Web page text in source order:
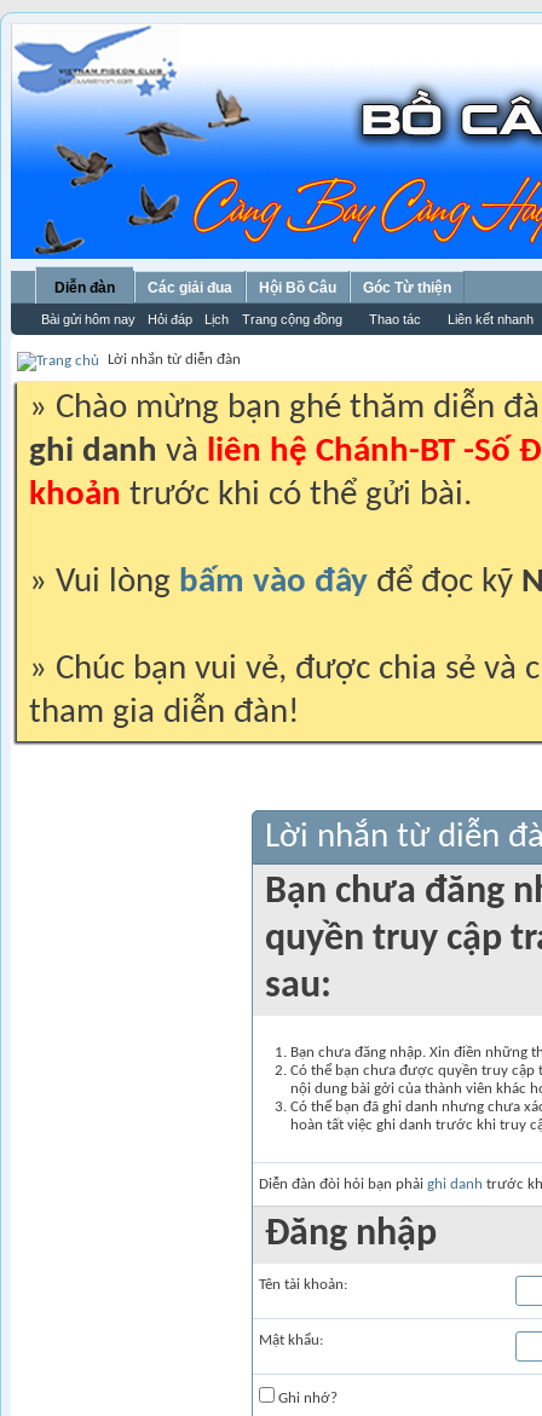
Diễn đàn
Bài gửi hôm nay Hỏi đáp Lịch Trang cộng đồng Thao tác Liên kết nhanh
Các giải đua Hội Bồ Câu Góc Từ thiện
Lời nhắn từ diễn đàn
» Chào mừng bạn ghé thăm diễn
ghi danh và liên hệ Chánh-BT -Số
khoản trước khi có thể gửi bài.
» Vui lòng bấm vào đây để đọc kỹ
» Chúc bạn vui vẻ, được chia sẻ và
tham gia diễn đàn!
Lời nhắn từ diễn
Bạn chưa đăng
quyền truy cập
sau:
Bạn chưa đăng nhập. Xin điền những
Có thể bạn chưa được quyền truy cập
nội dung bài gởi của thành viên khác
Có thể bạn đã ghi danh nhưng chưa
hoàn tất việc ghi danh trước khi truy
Diễn đàn đòi hỏi bạn phải ghi danh trước
Ðăng nhập
Tên tài khoản:
Mật khẩu:
Ghi nhớ?